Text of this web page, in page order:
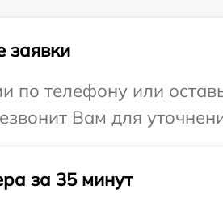
заявки
по телефону или
Вам для
за 35 минут